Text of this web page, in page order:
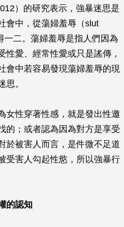
）的研究表示，強暴迷思是
會中，從蕩婦羞辱（slut
一二。蕩婦羞辱是指人們因為
性愛、經常性愛或只是謠傳，
會中若容易發現蕩婦羞辱的現
思。
女性穿著性感，就是發出性邀
的；或者認為因為對方是享受
於被害人而言，是件微不足道
受害人勾起性慾，所以強暴行
的認知